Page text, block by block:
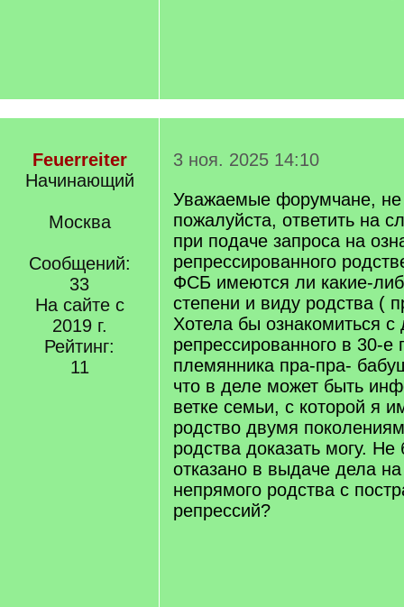
Feuerreiter
Начинающий
Москва
Сообщений:
33
На сайте с
2019 г.
Рейтинг:
11
3 ноя. 2025 14:10
Уважаемые форумчане,
пожалуйста, ответить на
при подаче запроса на
репрессированного
ФСБ имеются ли какие-
степени и виду родства (
Хотела бы ознакомиться с
репрессированного в 30-е
племянника пра-пра-
что в деле может быть
ветке семьи, с которой я
родство двумя
родства доказать могу.
отказано в выдаче дела
непрямого родства с
репрессий?